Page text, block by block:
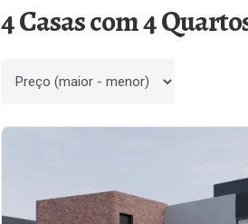
4 Casas com 4
Ordenar por